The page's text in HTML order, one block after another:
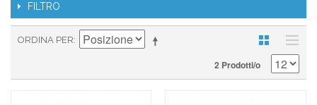
FILTRO
ORDINA PER
2 Prodotti/o